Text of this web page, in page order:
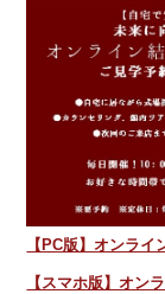
【PC版】オンラ
【スマホ版】オン